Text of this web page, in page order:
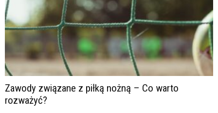
Zawody związane z piłką nożną – Co warto
rozważyć?